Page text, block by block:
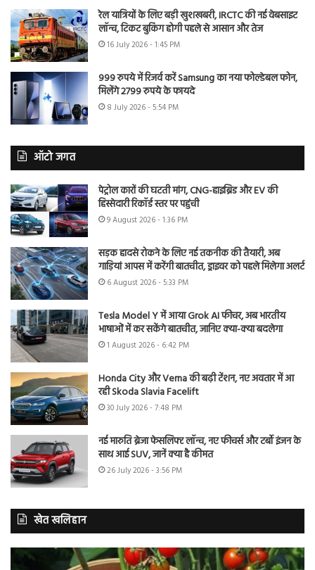
रेल यात्रियों के लिए बड़ी खुशखबरी, IRCTC की नई वेबसाइट
लॉन्च, टिकट बुकिंग होगी पहले से आसान और तेज
16 July 2026 - 1:45 PM
999 रुपये में रिजर्व करें Samsung का नया फोल्डेबल फोन,
मिलेंगे 2799 रुपये के फायदे
8 July 2026 - 5:54 PM
ऑटो जगत
पेट्रोल कारों की घटती मांग, CNG-हाइब्रिड और EV की
हिस्सेदारी रिकॉर्ड स्तर पर पहुंची
9 August 2026 - 1:36 PM
सड़क हादसे रोकने के लिए नई तकनीक की तैयारी, अब
गाड़ियां आपस में करेंगी बातचीत, ड्राइवर को पहले मिलेगा अलर्ट
6 August 2026 - 5:33 PM
Tesla Model Y में आया Grok AI फीचर, अब भारतीय
भाषाओं में कर सकेंगे बातचीत, जानिए क्या-क्या बदलेगा
1 August 2026 - 6:42 PM
Honda City और Verna की बढ़ी टेंशन, नए अवतार में आ
रही Skoda Slavia Facelift
30 July 2026 - 7:48 PM
नई मारुति ब्रेजा फेसलिफ्ट लॉन्च, नए फीचर्स और टर्बो इंजन के
साथ आई SUV, जानें क्या है कीमत
26 July 2026 - 3:56 PM
खेत खलिहान